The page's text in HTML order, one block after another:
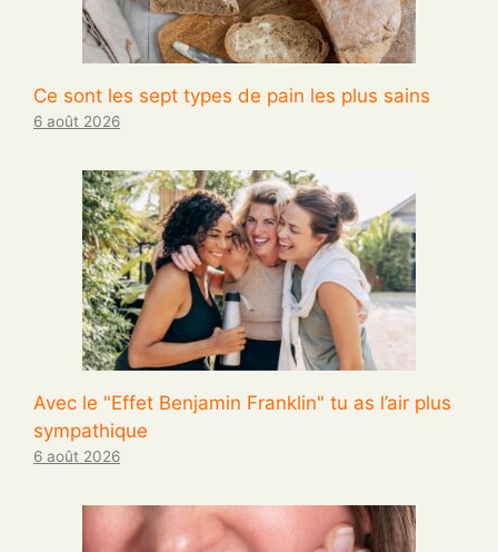
Ce sont les sept types de pain les plus sains
6 août 2026
Avec le "Effet Benjamin Franklin" tu as l’air plus
sympathique
6 août 2026